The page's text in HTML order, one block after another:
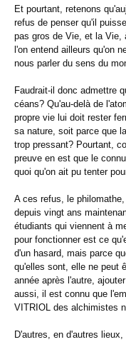
Et pourtant, retenons
refus de penser qu'il
pas gros de Vie, et la Vie,
l'on entend ailleurs qu'on
nous parler du sens du
Faudrait-il donc admettre
céans? Qu'au-delà de
propre vie lui doit rester
sa nature, soit parce que
trop pressant? Pourtant,
preuve en est que le
quoi qu'on ait pu tenter
A ces refus, le
depuis vingt ans
étudiants qui viennent à
pour fonctionner est ce
d'un hasard, mais parce
qu'elles sont, elle ne peut
année après l'autre,
aussi, il est connu que
VITRIOL des alchimistes
D'autres, en d'autres